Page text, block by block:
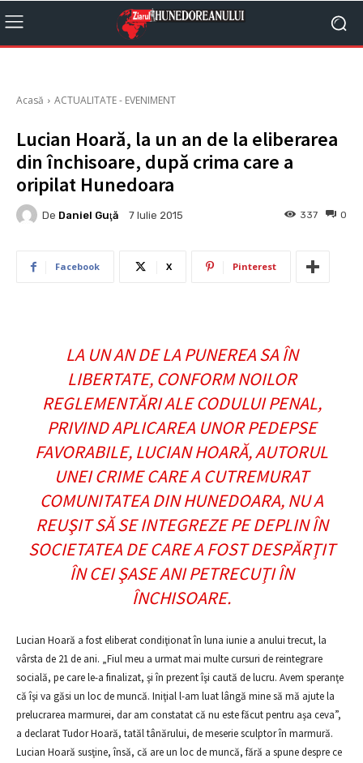
Acasă ACTUALITATE - EVENIMENT
Lucian Hoară, la un an de la eliberarea
din închisoare, după crima care a
oripilat Hunedoara
De Daniel Guţă 7 Iulie 2015 0
337
Facebook X Pinterest
LA UN AN DE LA PUNEREA SA ÎN
LIBERTATE, CONFORM NOILOR
REGLEMENTĂRI ALE CODULUI PENAL,
PRIVIND APLICAREA UNOR PEDEPSE
FAVORABILE, LUCIAN HOARĂ, AUTORUL
UNEI CRIME CARE A CUTREMURAT
COMUNITATEA DIN HUNEDOARA, NU A
REUŞIT SĂ SE INTEGREZE PE DEPLIN ÎN
SOCIETATEA DE CARE A FOST DESPĂRŢIT
ÎN CEI ŞASE ANI PETRECUŢI ÎN
ÎNCHISOARE.
Lucian Hoară a fost eliberat condiţionat în luna iunie a anului trecut, la
vârsta de 21 de ani. „Fiul meu a urmat mai multe cursuri de reintegrare
socială, pe care le-a finalizat, şi în prezent îşi caută de lucru. Avem speranţe
că îşi va găsi un loc de muncă. Iniţial l-am luat lângă mine să mă ajute la
prelucrarea marmurei, dar am constatat că nu este făcut pentru aşa ceva”,
a declarat Tudor Hoară, tatăl tânărului, de meserie sculptor în marmură.
Lucian Hoară susţine, însă, că are un loc de muncă, fără a spune despre ce